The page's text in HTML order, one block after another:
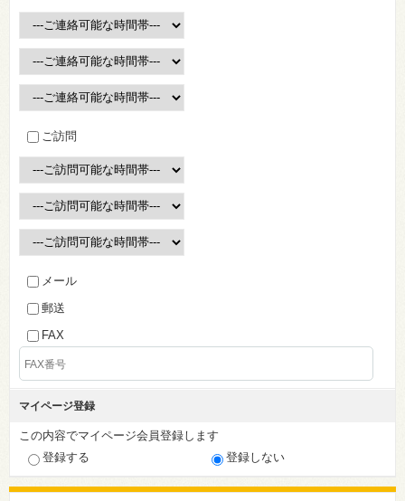
ご訪問
メール
郵送
FAX
マイページ登録
この内容でマイページ会員登録します
登録する
登録しない